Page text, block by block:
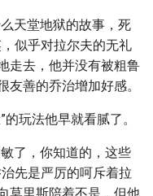
天堂地狱的故事，死
似乎对拉尔夫的无礼
走去，他并没有被粗鲁
善的乔治增加好感。
玩法他早就看腻了。
了，你知道的，这些
先是严厉的呵斥着拉